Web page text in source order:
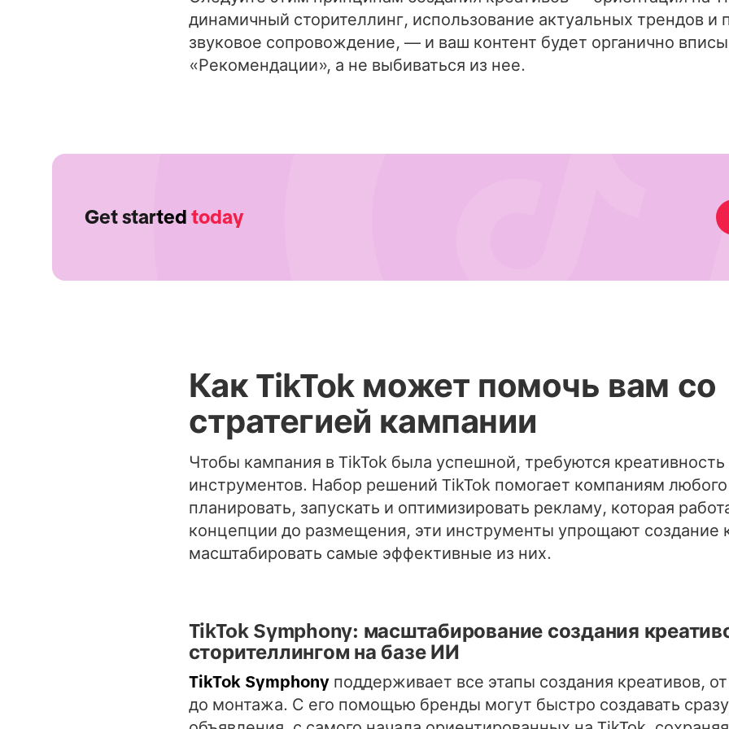
динамичный сторителлинг, использование актуальных трендов и
звуковое сопровождение, — и ваш контент будет органично
«Рекомендации», а не выбиваться из нее.
Get started today
Как TikTok может помочь вам со
стратегией кампании
Чтобы кампания в TikTok была успешной, требуются
инструментов. Набор решений TikTok помогает компаниям
планировать, запускать и оптимизировать рекламу, которая
концепции до размещения, эти инструменты упрощают создание
масштабировать самые эффективные из них.
TikTok Symphony: масштабирование создания
сторителлингом на базе ИИ
TikTok Symphonyподдерживает все этапы создания креативов,
до монтажа. С его помощью бренды могут быстро создавать